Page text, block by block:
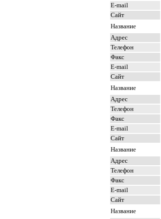
E-mail
Сайт
Название
Адрес
Телефон
Факс
E-mail
Сайт
Название
Адрес
Телефон
Факс
E-mail
Сайт
Название
Адрес
Телефон
Факс
E-mail
Сайт
Название